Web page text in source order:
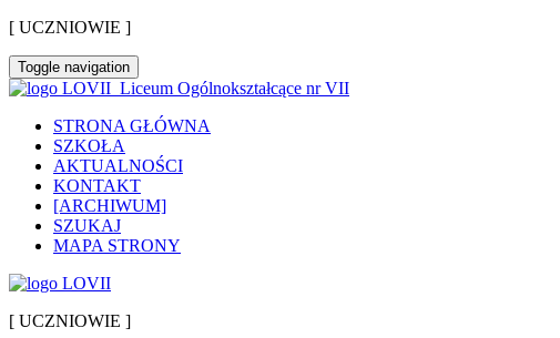
[ UCZNIOWIE ]
Toggle navigation
Liceum Ogólnokształcące nr VII
STRONA GŁÓWNA
SZKOŁA
AKTUALNOŚCI
KONTAKT
[ARCHIWUM]
SZUKAJ
MAPA STRONY
[ UCZNIOWIE ]